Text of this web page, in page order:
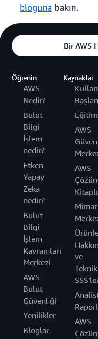
bloguna bakın.
Bir AWS
Öğrenin
AWS
Nedir?
Bulut
Bilgi
İşlem
nedir?
Etken
Yapay
Zeka
nedir?
Bulut
Bilgi
İşlem
Kavramları
Merkezi
AWS
Bulut
Güvenliği
Yenilikler
Bloglar
Kaynaklar
Eğitim
AWS
Güven
AWS
Mimari
ve
Teknik
AWS